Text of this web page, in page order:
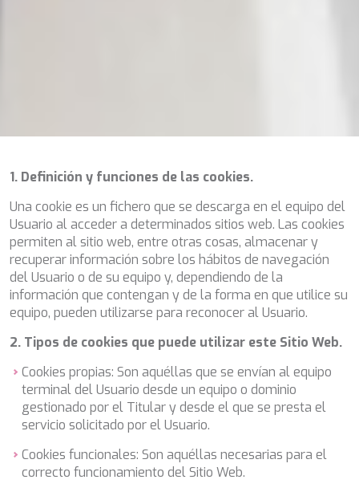
1. Definición y funciones de las cookies.
Una cookie es un fichero que se descarga en el equipo del
Usuario al acceder a determinados sitios web. Las cookies
permiten al sitio web, entre otras cosas, almacenar y
recuperar información sobre los hábitos de navegación
del Usuario o de su equipo y, dependiendo de la
información que contengan y de la forma en que utilice su
equipo, pueden utilizarse para reconocer al Usuario.
2. Tipos de cookies que puede utilizar este Sitio Web.
Cookies propias: Son aquéllas que se envían al equipo
terminal del Usuario desde un equipo o dominio
gestionado por el Titular y desde el que se presta el
servicio solicitado por el Usuario.
Cookies funcionales: Son aquéllas necesarias para el
correcto funcionamiento del Sitio Web.
LA PERLA
LADY DEE
LADY ELAINE
LADY ELEGANZA
LADY GITA
LADY TRUDY
LATITUDE
LE VERSEAU
LEGENDARY
LEL
LIFE IS GOOD
LOVE STORY
LUCKY
LUISA
LUMI
MAGNA GRECIA
MAIA
MAKANI II